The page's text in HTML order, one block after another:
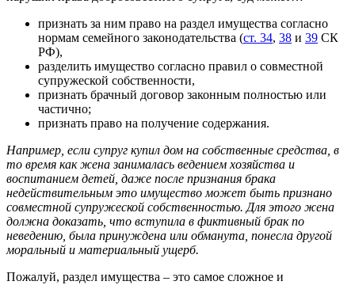
признать за ним право на раздел имущества согласно
нормам семейного законодательства (ст. 34, 38 и 39 СК
РФ),
разделить имущество согласно правил о совместной
супружеской собственности,
признать брачный договор законным полностью или
частично;
признать право на получение содержания.
Например, если супруг купил дом на собственные средства, в
то время как жена занималась ведением хозяйства и
воспитанием детей, даже после признания брака
недействительным это имущество может быть признано
совместной супружеской собственностью. Для этого жена
должна доказать, что вступила в фиктивный брак по
неведению, была принуждена или обманута, понесла другой
моральный и материальный ущерб.
Пожалуй, раздел имущества – это самое сложное и